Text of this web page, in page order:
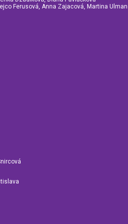
Ferusová, Anna Zajacová, Martina